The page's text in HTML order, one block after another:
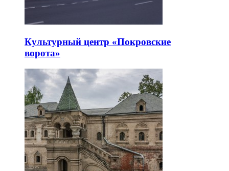
Культурный центр «Покровские
ворота»